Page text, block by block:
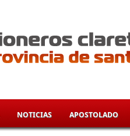
NOTICIAS APOSTOLADO